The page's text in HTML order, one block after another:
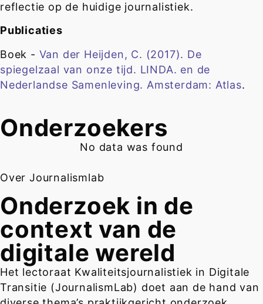
reflectie op de huidige journalistiek.
Publicaties
Boek - Van der Heijden, C. (2017). De
spiegelzaal van onze tijd. LINDA. en de
Nederlandse Samenleving. Amsterdam: Atlas.
Onderzoekers
No data was found
Over Journalismlab
Onderzoek in de
context van de
digitale wereld
Het lectoraat Kwaliteitsjournalistiek in Digitale
Transitie (JournalismLab) doet aan de hand van